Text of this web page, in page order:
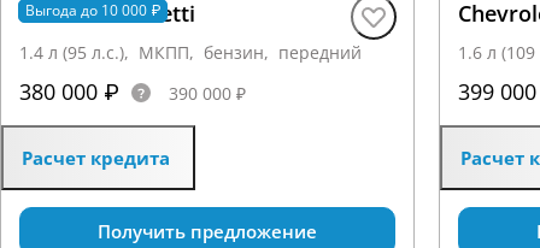
Выгода до 10 000 ₽
Chevrolet Lacetti
1.4 л (95 л.с.), МКПП, бензин, передний
380 000 ₽ 390 000 ₽
Расчет кредита
Получить предложение
1.6 л
399
Расчет